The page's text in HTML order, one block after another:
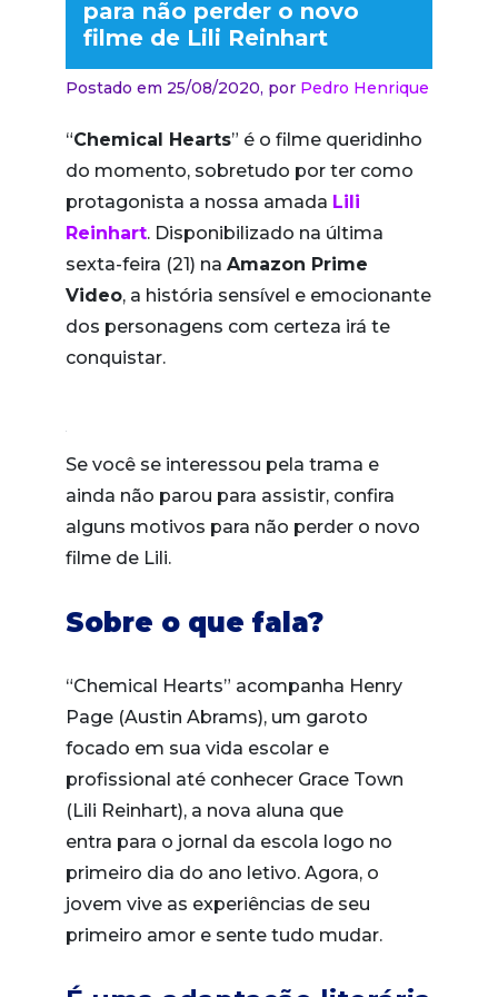
para não perder o novo
filme de Lili Reinhart
Postado em 25/08/2020, por Pedro Henrique
“Chemical Hearts” é o filme queridinho
do momento, sobretudo por ter como
protagonista a nossa amada Lili
Reinhart. Disponibilizado na última
sexta-feira (21) na Amazon Prime
Video, a história sensível e emocionante
dos personagens com certeza irá te
conquistar.
Se você se interessou pela trama e
ainda não parou para assistir, confira
alguns motivos para não perder o novo
filme de Lili.
Sobre o que fala?
“Chemical Hearts” acompanha Henry
Page (Austin Abrams), um garoto
focado em sua vida escolar e
profissional até conhecer Grace Town
(Lili Reinhart), a nova aluna que
entra para o jornal da escola logo no
primeiro dia do ano letivo. Agora, o
jovem vive as experiências de seu
primeiro amor e sente tudo mudar.